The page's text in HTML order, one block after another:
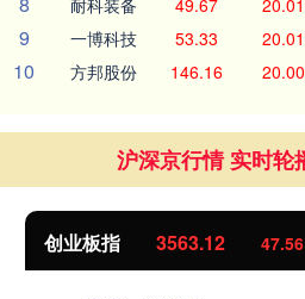
耐科装备 49.67
9 一博科技 53.33
10 方邦股份 146.16
沪深京行情 实时轮
基金指数 7242.10 12.30